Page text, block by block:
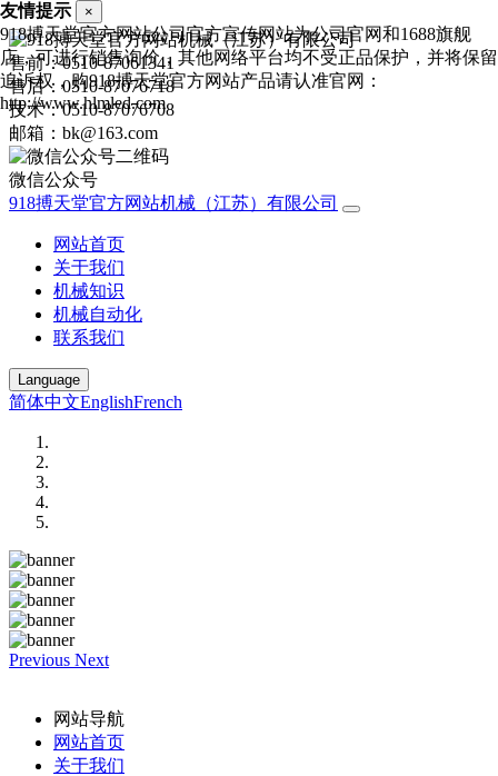
售前：0510-87061341
售后：0510-87076718
技术：0510-87076708
邮箱：bk@163.com
微信公众号
918搏天堂官方网站机械（江苏）有限公司
网站首页
关于我们
机械知识
机械自动化
联系我们
Language
简体中文EnglishFrench
Previous Next
网站导航
网站首页
关于我们
友情提示 ×
918搏天堂官方网站公司官方宣传网站为公司官网和1688旗舰
店，可进行销售询价，其他网络平台均不受正品保护，并将保留
追诉权，购918搏天堂官方网站产品请认准官网：
http://www.hlmled.com